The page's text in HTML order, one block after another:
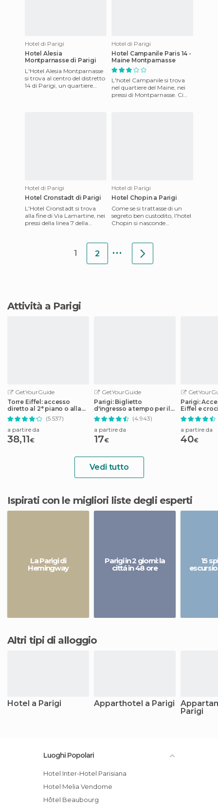
Hotel di Parigi
Hotel Alesia
Montparnasse di Parigi
L'Hotel Alesia Montparnasse
si trova al centro del distretto
14 di Parigi, un quartiere
Hotel di Parigi
Hotel Campanile Paris 14 -
Maine Montparnasse
L'hotel Campanile si trova
nel quartiere del Maine, nei
pressi di Montparnasse. Ci
Hotel di Parigi
Hotel Cronstadt di Parigi
L'Hotel Cronstadt si trova
alla fine di Via Lamartine, nei
pressi della linea 7 della
Hotel di Parigi
Hotel Chopin a Parigi
Come se si trattasse di un
segreto ben custodito, l'hotel
Chopin si nasconde
1 2 ...
Attività a Parigi
GetYourGuide
Torre Eiffel: accesso
diretto al 2° piano o alla
cima
(5.537)
a partire da
38,11€
GetYourGuide
Parigi: Biglietto
d'ingresso a tempo per il
Museo del Louvre
(4.943)
a partire da
17€
Parigi:
Eiffel e
Senna
a partire da
40€
Vedi tutto
Ispirati con le migliori liste degli esperti
La Parigi di
Hemingway
Parigi in 2 giorni: la
cittá in 48 ore
15
Altri tipi di alloggio
Hotel a Parigi Apparthotel a Parigi
Parigi
Luoghi Popolari
Hotel Inter-Hotel Parisiana
Hotel Melia Vendome
Hôtel Beaubourg